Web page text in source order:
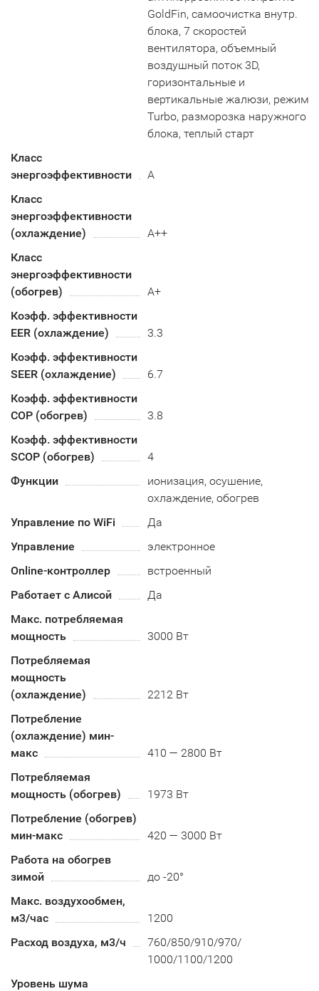
GoldFin, самоочистка внутр.
блока, 7 скоростей
вентилятора, объемный
воздушный поток 3D,
горизонтальные и
вертикальные жалюзи, режим
Turbo, разморозка наружного
блока, теплый старт
Класс
энергоэффективности
A
Класс
энергоэффективности
(охлаждение)
А++
Класс
энергоэффективности
(обогрев)
А+
Коэфф. эффективности
EER (охлаждение)
3.3
Коэфф. эффективности
SEER (охлаждение)
6.7
Коэфф. эффективности
COP (обогрев)
3.8
Коэфф. эффективности
SCOP (обогрев)
4
Функции
ионизация, осушение,
охлаждение, обогрев
Управление по WiFi
Да
Управление
электронное
Online-контроллер
встроенный
Работает с Алисой
Да
Макс. потребляемая
мощность
3000 Вт
Потребляемая
мощность
(охлаждение)
2212 Вт
Потребление
(охлаждение) мин-
макс
410 — 2800 Вт
Потребляемая
мощность (обогрев)
1973 Вт
Потребление (обогрев)
мин-макс
420 — 3000 Вт
Работа на обогрев
зимой
до -20°
Макс. воздухообмен,
м3/час
1200
Расход воздуха, м3/ч
760/850/910/970/
1000/1100/1200
Уровень шума